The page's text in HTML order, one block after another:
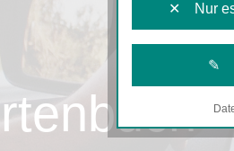
✕ Nur
✎
Notwendige